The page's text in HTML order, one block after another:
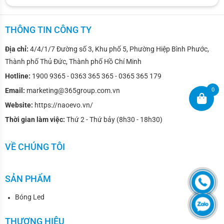
bóng đèn Naoevo S8 Pro. Sản phẩm này có vẻ bề
ngoài nhỏ gọn nhưng lại toát lên vẻ đẹp sang
trọng và mạnh mẽ, dễ dàng lắp đặt cho mọi dòng
xe. Ngoài ra, Naoevo S8 Pro còn hỗ trợ kết nối
“Plug and Play”, cho phép bạn thay thế bóng đèn
halogen cũ mà không cần nối dây hoặc sửa đổi.
THÔNG TIN CÔNG TY
Địa chỉ: 4/4/1/7 Đường số 3, Khu phố 5, Phường Hiệp Bình Phước,
Thành phố Thủ Đức, Thành phố Hồ Chí Minh
Hotline: 1900 9365 - 0363 365 365 - 0365 365 179
Email: marketing@365group.com.vn
Website: https://naoevo.vn/
Thời gian làm việc: Thứ 2 - Thứ bảy (8h30 - 18h30)
VỀ CHÚNG TÔI
SẢN PHẨM
Bóng Led
THƯƠNG HIỆU
0